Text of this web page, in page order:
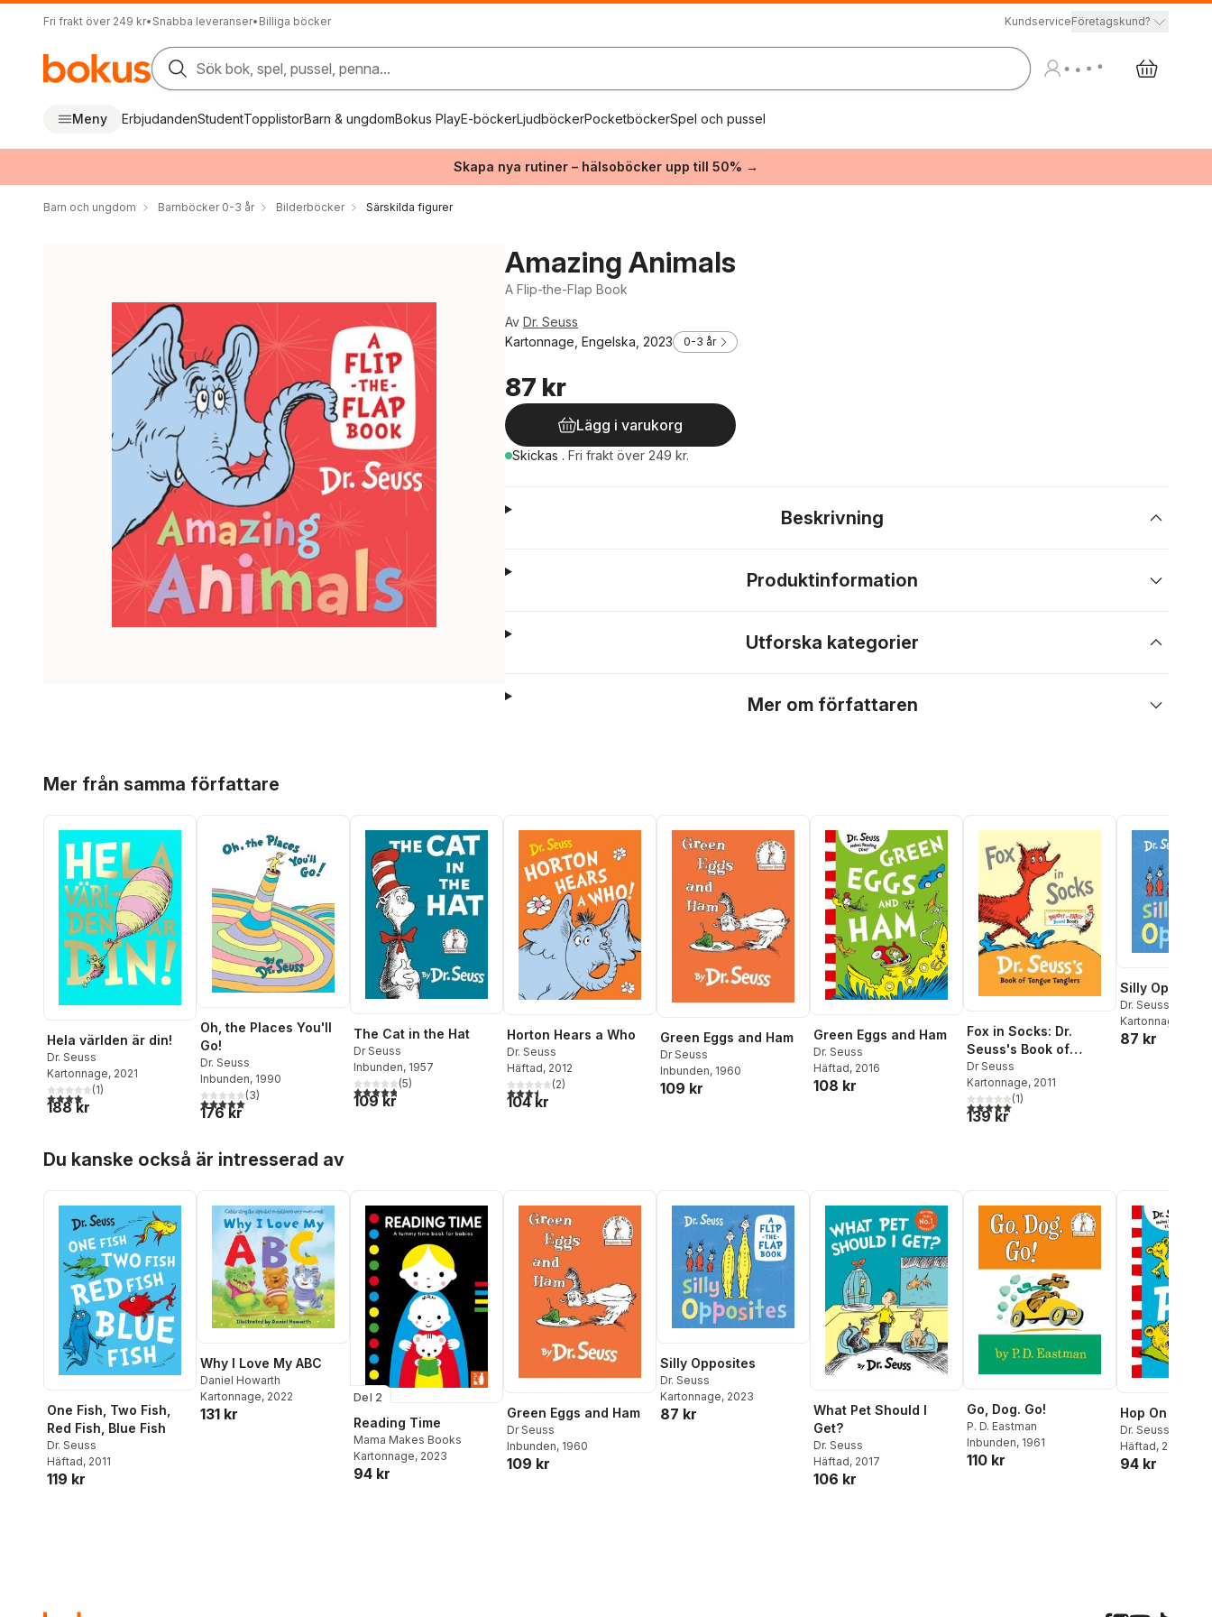
Fri frakt över 249 kr• Snabba leveranser• Billiga böcker KundserviceFöretagskund?
Sök bok, spel, pussel, penna...
Meny ErbjudandenStudentTopplistorBarn & ungdomBokus PlayE-böckerLjudböckerPocketböckerSpel och pussel
Skapa nya rutiner – hälsoböcker upp till 50% →
Barn och ungdom Barnböcker 0-3 år Bilderböcker Särskilda figurer
Amazing Animals
A Flip-the-Flap Book
Av Dr. Seuss
Kartonnage, Engelska, 2023
0-3 år
87 kr
Lägg i varukorg
Skickas . Fri frakt över 249 kr.
Beskrivning
Produktinformation
Utforska kategorier
Mer om författaren
Mer från samma författare
Hela världen är din!
Dr. Seuss
Kartonnage, 2021
4,0utav 5 stjärnor. Totalt antal röster:
(1)
188 kr
Oh, the Places You'll
Go!
Dr. Seuss
Inbunden, 1990
5,0utav 5 stjärnor. Totalt antal röster:
(3)
176 kr
The Cat in the Hat
Dr Seuss
Inbunden, 1957
4,8utav 5 stjärnor. Totalt antal röster:
(5)
109 kr
Horton Hears a Who
Dr. Seuss
Häftad, 2012
3,5utav 5 stjärnor. Totalt antal röster:
(2)
104 kr
Green Eggs and Ham
Dr Seuss
Inbunden, 1960
109 kr
Green Eggs and Ham
Dr. Seuss
Häftad, 2016
108 kr
Fox in Socks: Dr.
Seuss's Book of
Tongue Tanglers
Dr Seuss
Kartonnage, 2011
5,0utav 5 stjärnor. Totalt antal röster:
(1)
139 kr
Silly
Dr. Seuss
Kartonnage
87 kr
Du kanske också är intresserad av
One Fish, Two Fish,
Red Fish, Blue Fish
Dr. Seuss
Häftad, 2011
119 kr
Why I Love My ABC
Daniel Howarth
Kartonnage, 2022
131 kr
Del 2
Reading Time
Mama Makes Books
Kartonnage, 2023
94 kr
Green Eggs and Ham
Dr Seuss
Inbunden, 1960
109 kr
Silly Opposites
Dr. Seuss
Kartonnage, 2023
87 kr
What Pet Should I
Get?
Dr. Seuss
Häftad, 2017
106 kr
Go, Dog. Go!
P. D. Eastman
Inbunden, 1961
110 kr
Hop On Pop
Dr. Seuss
Häftad, 2017
94 kr